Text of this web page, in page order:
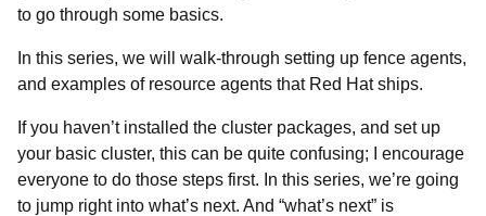
to go through some basics.
In this series, we will walk-through setting up fence agents,
and examples of resource agents that Red Hat ships.
If you haven’t installed the cluster packages, and set up
your basic cluster, this can be quite confusing; I encourage
everyone to do those steps first. In this series, we’re going
to jump right into what’s next. And “what’s next” is